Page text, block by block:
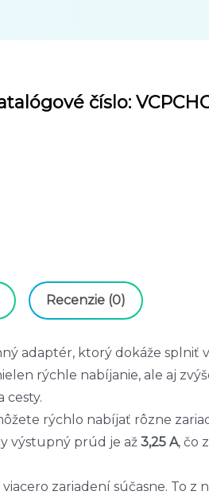
číslo:
Recenzie (0)
adaptér, ktorý dokáže
rýchle nabíjanie, ale aj
cesty.
rýchlo nabíjať rôzne
výstupný prúd je až 3,25 A, čo
zariadení súčasne. To z